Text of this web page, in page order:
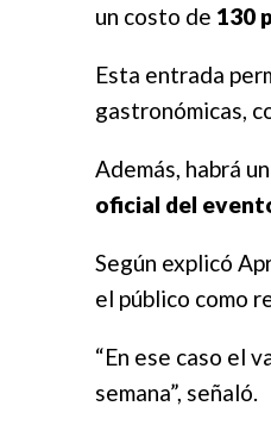
un costo de 130
Esta entrada
gastronómicas,
Además, habrá
oficial del
Según explicó
el público como
“En ese caso el
semana”, señaló.